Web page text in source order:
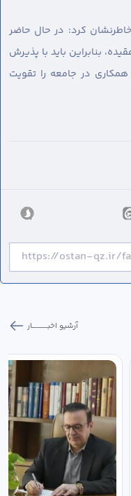
کرد: در حال حاضر
بنابراین باید با پذیرش
در جامعه را تقویت
آرشیو اخبـــــــــــار